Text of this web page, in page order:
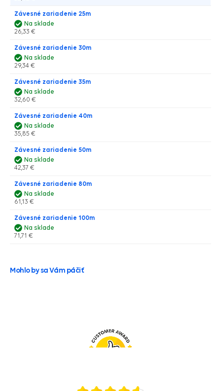
Závesné zariadenie 25m
Na sklade
26,33 €
Závesné zariadenie 30m
Na sklade
29,34 €
Závesné zariadenie 35m
Na sklade
32,60 €
Závesné zariadenie 40m
Na sklade
35,85 €
Závesné zariadenie 50m
Na sklade
42,37 €
Závesné zariadenie 80m
Na sklade
61,13 €
Závesné zariadenie 100m
Na sklade
71,71 €
Mohlo by sa Vám páčiť